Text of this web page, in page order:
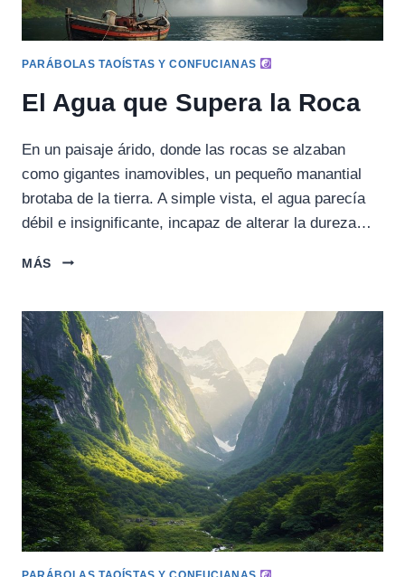
PARÁBOLAS TAOÍSTAS Y CONFUCIANAS
El Agua que Supera la Roca
En un paisaje árido, donde las rocas se alzaban
como gigantes inamovibles, un pequeño manantial
brotaba de la tierra. A simple vista, el agua parecía
débil e insignificante, incapaz de alterar la dureza…
MÁS
EL
SUPERA
LA
ROCA